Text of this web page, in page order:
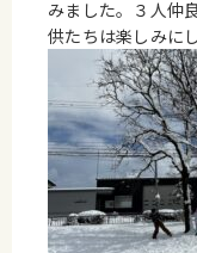
みました。３人仲
供たちは楽しみに